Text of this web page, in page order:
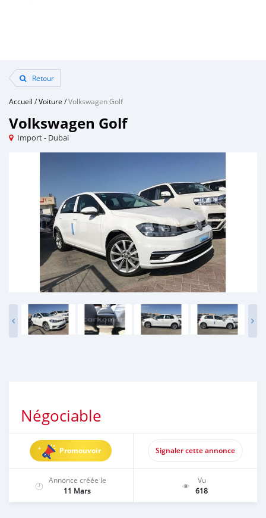
Retour
Accueil /Voiture /Volkswagen Golf
Volkswagen Golf
Import - Dubai
Négociable
Promouvoir Signaler cette annonce
Annonce créée le
11 Mars
Vu
618